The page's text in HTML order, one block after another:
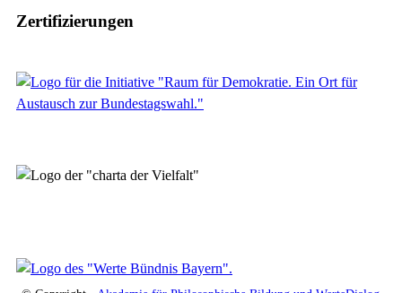
Zertifizierungen